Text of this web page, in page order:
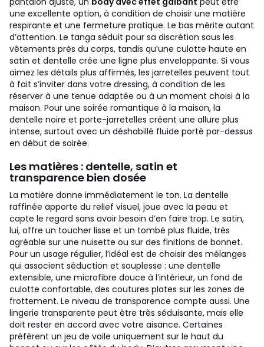
une excellente option, à condition de choisir une matière
respirante et une fermeture pratique. Le bas mérite autant
d’attention. Le tanga séduit pour sa discrétion sous les
vêtements près du corps, tandis qu’une culotte haute en
satin et dentelle crée une ligne plus enveloppante. Si vous
aimez les détails plus affirmés, les jarretelles peuvent tout
à fait s’inviter dans votre dressing, à condition de les
réserver à une tenue adaptée ou à un moment choisi à la
maison. Pour une soirée romantique à la maison, la
dentelle noire et porte-jarretelles créent une allure plus
intense, surtout avec un déshabillé fluide porté par-dessus
en début de soirée.
Les matières : dentelle, satin et
transparence bien dosée
La matière donne immédiatement le ton. La dentelle
raffinée apporte du relief visuel, joue avec la peau et
capte le regard sans avoir besoin d’en faire trop. Le satin,
lui, offre un toucher lisse et un tombé plus fluide, très
agréable sur une nuisette ou sur des finitions de bonnet.
Pour un usage régulier, l’idéal est de choisir des mélanges
qui associent séduction et souplesse : une dentelle
extensible, une microfibre douce à l’intérieur, un fond de
culotte confortable, des coutures plates sur les zones de
frottement. Le niveau de transparence compte aussi. Une
lingerie transparente peut être très séduisante, mais elle
doit rester en accord avec votre aisance. Certaines
préfèrent un jeu de voile uniquement sur le haut du